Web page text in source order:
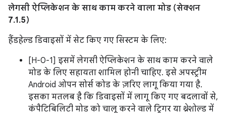
लेगसी ऐप्लिकेशन के साथ काम करने वाला मोड (सेक्शन
7.1.5)
हैंडहेल्ड डिवाइसों में सेट किए गए सिस्टम के लिए:
[H-0-1] इसमें लेगसी ऐप्लिकेशन के साथ काम करने वाले
मोड के लिए सहायता शामिल होनी चाहिए. इसे अपस्ट्रीम
Android ओपन सोर्स कोड के ज़रिए लागू किया गया है.
इसका मतलब है कि डिवाइसों में लागू किए गए बदलावों से,
कंपैटिबिलिटी मोड को चालू करने वाले ट्रिगर या थ्रेशोल्ड में